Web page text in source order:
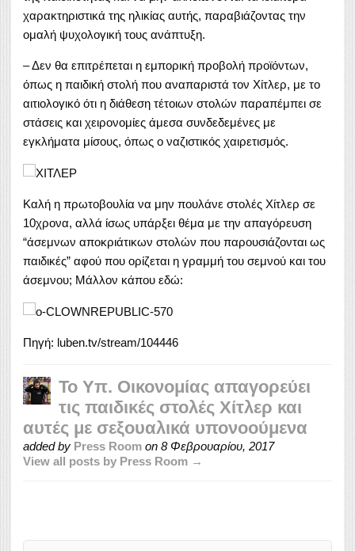
χαρακτηριστικά της ηλικίας αυτής, παραβιάζοντας την
ομαλή ψυχολογική τους ανάπτυξη.
– Δεν θα επιτρέπεται η εμπορική προβολή προϊόντων,
όπως η παιδική στολή που αναπαριστά τον Χίτλερ, με το
αιτιολογικό ότι η διάθεση τέτοιων στολών παραπέμπει σε
στάσεις και χειρονομίες άμεσα συνδεδεμένες με
εγκλήματα μίσους, όπως ο ναζιστικός χαιρετισμός.
Kαλή η πρωτοβουλία να μην πουλάνε στολές Χίτλερ σε
10χρονα, αλλά ίσως υπάρξει θέμα με την απαγόρευση
“άσεμνων αποκριάτικων στολών που παρουσιάζονται ως
παιδικές” αφού που ορίζεται η γραμμή του σεμνού και του
άσεμνου; Μάλλον κάπου εδώ:
Πηγή: luben.tv/stream/104446
To Yπ. Οικονομίας απαγορεύει
τις παιδικές στολές Χίτλερ και
αυτές με σεξουαλικά υπονοούμενα
added by Press Room on 8 Φεβρουαρίου, 2017
View all posts by Press Room →